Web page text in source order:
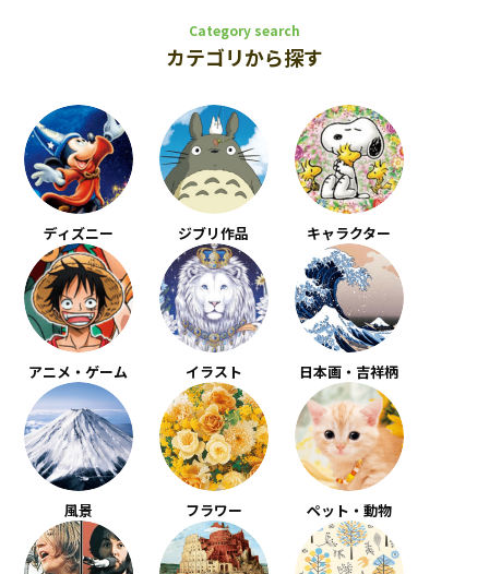
Category search
カテゴリから探す
ディズニー ジブリ作品 キャラクター
アニメ・ゲーム イラスト 日本画・吉祥柄
風景 フラワー ペット・動物